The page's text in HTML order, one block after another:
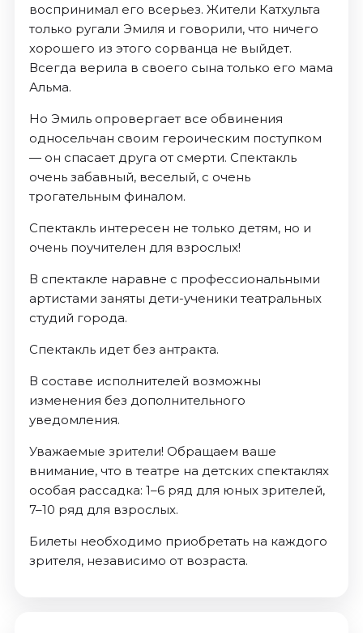
воспринимал его всерьез. Жители Катхульта
только ругали Эмиля и говорили, что ничего
хорошего из этого сорванца не выйдет.
Всегда верила в своего сына только его мама
Альма.
Но Эмиль опровергает все обвинения
односельчан своим героическим поступком
— он спасает друга от смерти. Спектакль
очень забавный, веселый, с очень
трогательным финалом.
Спектакль интересен не только детям, но и
очень поучителен для взрослых!
В спектакле наравне с профессиональными
артистами заняты дети-ученики театральных
студий города.
Спектакль идет без антракта.
В составе исполнителей возможны
изменения без дополнительного
уведомления.
Уважаемые зрители! Обращаем ваше
внимание, что в театре на детских спектаклях
особая рассадка: 1–6 ряд для юных зрителей,
7–10 ряд для взрослых.
Билеты необходимо приобретать на каждого
зрителя, независимо от возраста.